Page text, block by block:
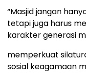
“Masjid jangan
tetapi juga harus
karakter generasi
memperkuat
sosial keagamaan